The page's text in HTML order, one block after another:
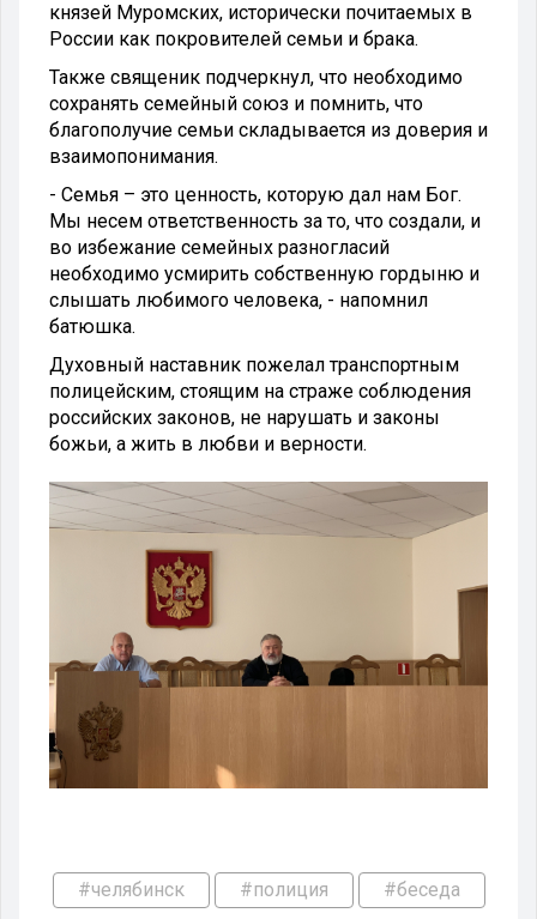
князей Муромских, исторически почитаемых в
России как покровителей семьи и брака.
Также священик подчеркнул, что необходимо
сохранять семейный союз и помнить, что
благополучие семьи складывается из доверия и
взаимопонимания.
- Семья – это ценность, которую дал нам Бог.
Мы несем ответственность за то, что создали, и
во избежание семейных разногласий
необходимо усмирить собственную гордыню и
слышать любимого человека, - напомнил
батюшка.
Духовный наставник пожелал транспортным
полицейским, стоящим на страже соблюдения
российских законов, не нарушать и законы
божьи, а жить в любви и верности.
#челябинск #полиция #беседа